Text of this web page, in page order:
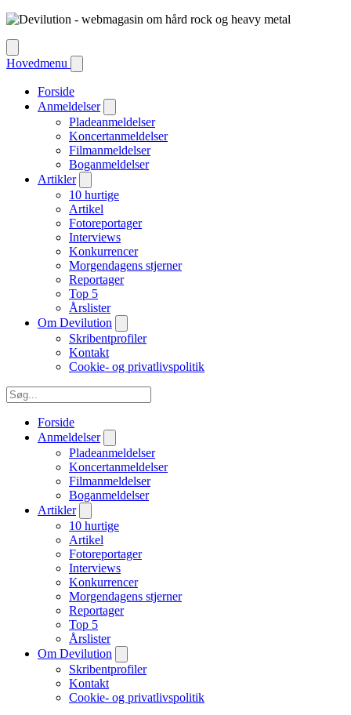
Hovedmenu
Forside
Anmeldelser
Pladeanmeldelser
Koncertanmeldelser
Filmanmeldelser
Boganmeldelser
Artikler
10 hurtige
Artikel
Fotoreportager
Interviews
Konkurrencer
Morgendagens stjerner
Reportager
Top 5
Årslister
Om Devilution
Skribentprofiler
Kontakt
Cookie- og privatlivspolitik
Forside
Anmeldelser
Pladeanmeldelser
Koncertanmeldelser
Filmanmeldelser
Boganmeldelser
Artikler
10 hurtige
Artikel
Fotoreportager
Interviews
Konkurrencer
Morgendagens stjerner
Reportager
Top 5
Årslister
Om Devilution
Skribentprofiler
Kontakt
Cookie- og privatlivspolitik